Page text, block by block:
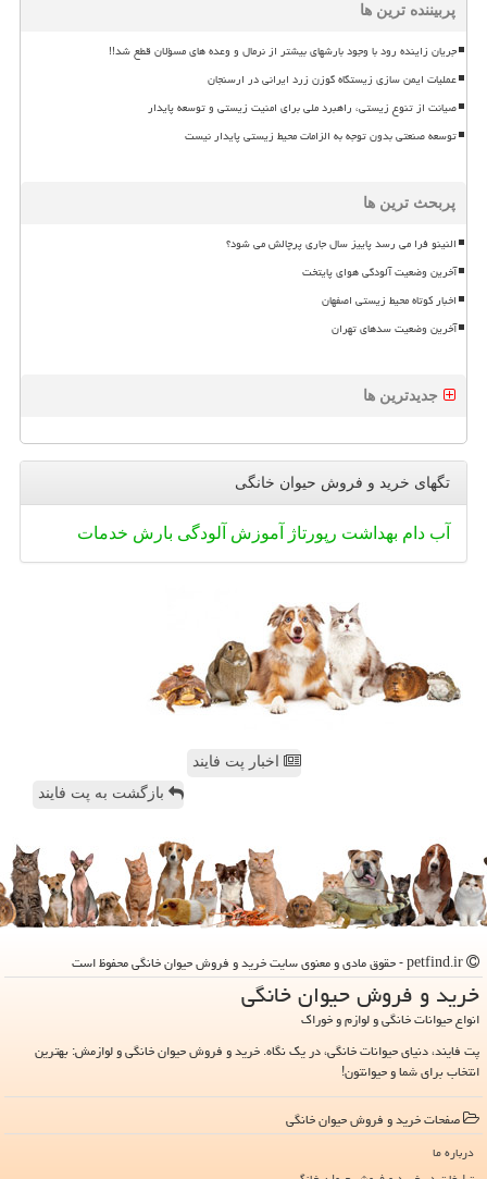
پربیننده ترین ها
جریان زاینده رود با وجود بارشهای بیشتر از نرمال و وعده های مسؤلان قطع شد!!
عملیات ایمن سازی زیستگاه گوزن زرد ایرانی در ارسنجان
صیانت از تنوع زیستی، راهبرد ملی برای امنیت زیستی و توسعه پایدار
توسعه صنعتی بدون توجه به الزامات محیط زیستی پایدار نیست
پربحث ترین ها
النینو فرا می رسد پاییز سال جاری پرچالش می شود؟
آخرین وضعیت آلودگی هوای پایتخت
اخبار کوتاه محیط زیستی اصفهان
آخرین وضعیت سدهای تهران
جدیدترین ها
تگهای خرید و فروش حیوان خانگی
آب دام بهداشت رپورتاژ آموزش آلودگی بارش خدمات
اخبار پت فایند
بازگشت به پت فایند
خرید و فروش حیوان خانگی
انواع حیوانات خانگی و لوازم و خوراک
پت فایند، دنیای حیوانات خانگی، در یک نگاه. خرید و فروش حیوان خانگی و لوازمش: بهترین
انتخاب برای شما و حیوانتون!
صفحات خرید و فروش حیوان خانگی
درباره ما